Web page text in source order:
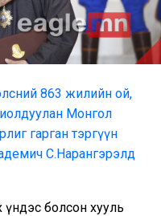
863 жилийн ой,
Монгол
гарган тэргүүн
С.Нарангэрэлд
болсон хууль